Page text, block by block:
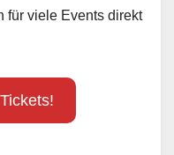
für viele Events direkt